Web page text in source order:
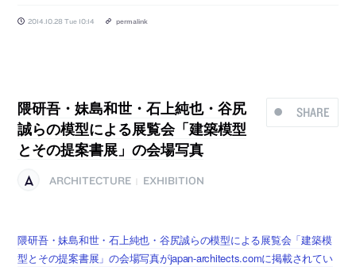
2014.10.28 Tue 10:14 permalink
SHARE
隈研吾・妹島和世・石上純也・谷尻
誠らの模型による展覧会「建築模型
とその提案書展」の会場写真
ARCHITECTURE EXHIBITION
隈研吾・妹島和世・石上純也・谷尻誠らの模型による展覧会「建築模
型とその提案書展」の会場写真がjapan-architects.comに掲載されてい